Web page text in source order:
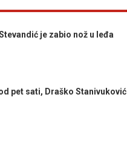
je zabio nož u leđa
pet sati, Draško Stanivuković